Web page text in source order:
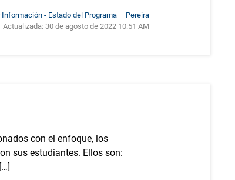
Información - Estado del Programa – Pereira
Actualizada:30 de agosto de 2022 10:51 AM
con el enfoque, los
sus estudiantes. Ellos son: